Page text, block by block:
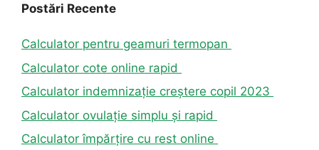
Postări Recente
Calculator pentru geamuri termopan
Calculator cote online rapid
Calculator indemnizație creștere copil 2023
Calculator ovulație simplu și rapid
Calculator împărțire cu rest online